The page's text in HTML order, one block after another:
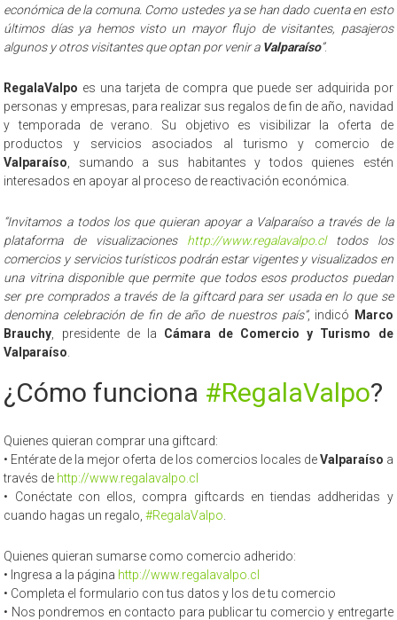
económica de la comuna. Como ustedes ya se han dado cuenta en esto
últimos días ya hemos visto un mayor flujo de visitantes, pasajeros
algunos y otros visitantes que optan por venir a Valparaíso”.
RegalaValpo es una tarjeta de compra que puede ser adquirida por
personas y empresas, para realizar sus regalos de fin de año, navidad
y temporada de verano. Su objetivo es visibilizar la oferta de
productos y servicios asociados al turismo y comercio de
Valparaíso, sumando a sus habitantes y todos quienes estén
interesados en apoyar al proceso de reactivación económica.
“Invitamos a todos los que quieran apoyar a Valparaíso a través de la
plataforma de visualizaciones http://www.regalavalpo.cltodos los
comercios y servicios turísticos podrán estar vigentes y visualizados en
una vitrina disponible que permite que todos esos productos puedan
ser pre comprados a través de la giftcard para ser usada en lo que se
denomina celebración de fin de año de nuestros país”, indicó
Marco
Brauchy, presidente de la Cámara de Comercio y Turismo de
Valparaíso.
¿Cómo funciona #RegalaValpo?
Quienes quieran comprar una giftcard:
• Entérate de la mejor oferta de los comercios locales deValparaíso a
través de http://www.regalavalpo.cl
• Conéctate con ellos, compra giftcards en tiendas addheridas y
cuando hagas un regalo,#RegalaValpo.
Quienes quieran sumarse como comercio adherido:
• Ingresa a la página http://www.regalavalpo.cl
• Completa el formulario con tus datos y los de tu comercio
• Nos pondremos en contacto para publicar tu comercio y entregarte